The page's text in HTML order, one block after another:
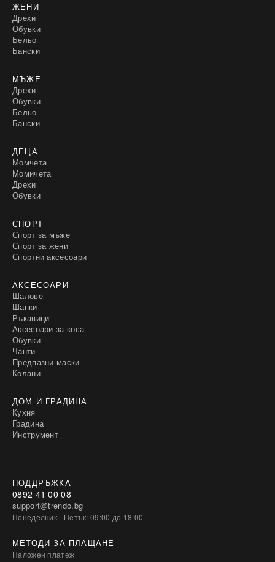
ЖЕНИ
Дрехи
Обувки
Бельо
Бански
МЪЖЕ
Дрехи
Обувки
Бельо
Бански
ДЕЦА
Момчета
Момичета
Дрехи
Обувки
СПОРТ
Спорт за мъже
Спорт за жени
Спортни аксесоари
АКСЕСОАРИ
Шалове
Шапки
Ръкавици
Аксесоари за коса
Обувки
Чанти
Предпазни маски
Колани
ДОМ И ГРАДИНА
Кухня
Градина
Инструмент
ПОДДРЪЖКА
0892 41 00 08
support@trendo.bg
Понеделник - Петък: 09:00 до 18:00
МЕТОДИ ЗА ПЛАЩАНЕ
Наложен платеж